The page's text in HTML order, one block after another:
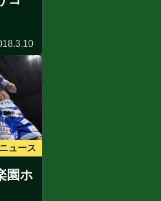
ニュース
園ホ